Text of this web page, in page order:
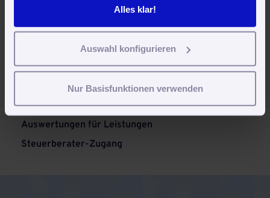
Cookies, wenn Sie unsere Webseite weiterhin nutzen.
Alles klar!
Auswahl konfigurieren
Nur Basisfunktionen verwenden
Verpflegungspauschalen von Gebäudereinigern,
Geschäftsreisen
Weihnachtsgeld - wann besteht ein Anspruch?
Professionelle Rechnungen schreiben für
Gebäudereiniger & Dienstleister
Abschlagszahlungen & Schlussrechnung
Auswertungen für Leistungen
Steuerberater-Zugang